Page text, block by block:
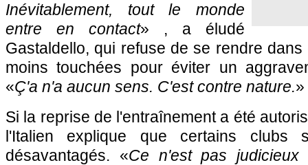
Inévitablement, tout le monde
entre en contact» , a éludé
Gastaldello, qui refuse de se rendre
moins touchées pour éviter un
«Ç'a n'a aucun sens. C'est contre nature.»
Si la reprise de l'entraînement a été
l'Italien explique que certains clubs
désavantagés. «Ce n'est pas